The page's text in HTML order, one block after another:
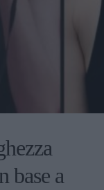
base a